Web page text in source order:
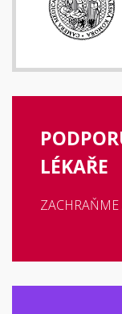
LÉKAŘE